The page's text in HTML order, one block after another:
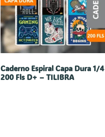
Caderno Espiral Capa Dura 1/4
200 Fls D+ – TILIBRA